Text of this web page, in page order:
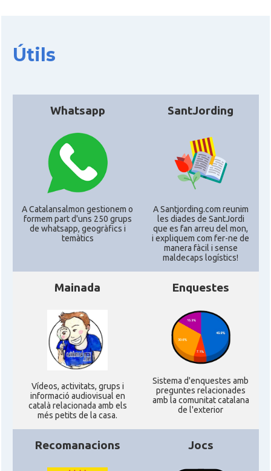
CAMON
CAMON
CAMON Catalans a TAMPA
CAMON Catalans a TENNESSEE
CAMON Catalans a UTAH
CAMON Catalans a WASHINGTON DC
CAMON Catalans a WISCONSIN
CAMON Catalans a WYOMING
American Institute for Catalan
Studies (AICS)
Casal
Útils
Whatsapp
A Catalansalmon gestionem o
formem part d'uns 250 grups
de whatsapp, geogràfics i
temàtics
SantJording
A Santjording.com reunim
les diades de SantJordi
que es fan arreu del mon,
i expliquem com fer-ne de
manera fàcil i sense
maldecaps logí­stics!
Mainada
Ví­deos, activitats, grups i
informació audiovisual en
català relacionada amb els
més petits de la casa.
Enquestes
Sistema d'enquestes amb
preguntes relacionades
amb la comunitat catalana
de l'exterior
Recomanacions Jocs